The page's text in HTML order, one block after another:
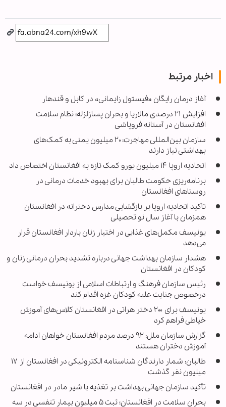
اخبار مرتبط
آغاز درمان رایگان «فیستول زایمانی» در کابل و قندهار
افزایش ۲۱ درصدی مالاریا و بحران پسازلزله؛ نظام سلامت
افغانستان در آستانه فروپاشی
سازمان بین‌المللی مهاجرت: ۲۰ میلیون یمنی به کمک‌های
بهداشتی نیاز دارند
اتحادیه اروپا ۱۴ میلیون یورو کمک تازه به افغانستان اختصاص داد
برنامه‌ریزی حکومت طالبان برای بهبود خدمات درمانی در
روستاهای افغانستان
تأکید اتحادیه اروپا بر بازگشایی مدارس دخترانه در افغانستان
همزمان با آغاز سال نو تحصیلی
یونیسف مکمل‌های غذایی در اختیار زنان باردار افغانستان قرار
می‌دهد
هشدار سازمان بهداشت جهانی درباره تشدید بحران درمانی زنان و
کودکان در افغانستان
رئیس سازمان فرهنگ و ارتباطات اسلامی از یونیسف خواست
درخصوص جنایت علیه کودکان غزه اقدام کند
یونیسف برای ۲۰۰ دختر هراتی در افغانستان کلاس‌های آموزش
خیاطی فراهم کرد
گزارش سازمان ملل: ۹۲ درصد مردم افغانستان خواهان ادامه
آموزش دختران هستند
طالبان: شمار دارندگان شناسنامه الکترونیکی در افغانستان از ۱۷
میلیون نفر گذشت
تأکید سازمان جهانی بهداشت بر تغذیه با شیر مادر در افغانستان
بحران سلامت در افغانستان؛ ثبت ۵ میلیون بیمار تنفسی در سه